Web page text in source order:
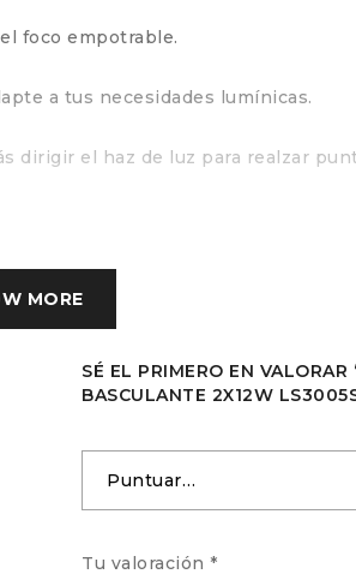
foco empotrable.
a tus necesidades lumínicas.
el haz de luz para realzar
MORE
SÉ EL PRIMERO EN
BASCULANTE 2X12W
Tu valoración *